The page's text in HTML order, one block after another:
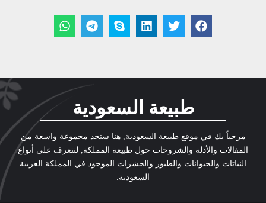
طبيعة السعودية
مرحباً بك في موقع طبيعة السعودية, هنا ستجد مجموعة واسعة من
المقالات والأدلة والشروحات حول طبيعة المملكة, لتتعرف على أنواع
النباتات والحيوانات والطيور والحشرات الموجود في المملكة العربية
السعودية.